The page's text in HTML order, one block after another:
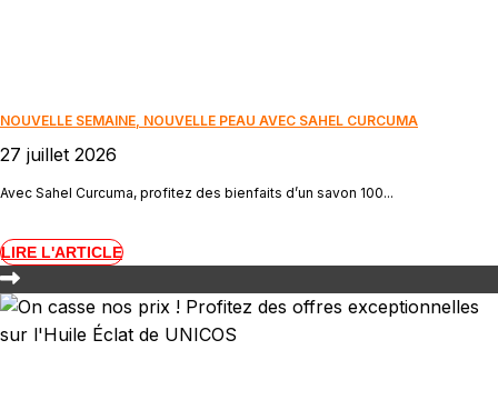
NOUVELLE SEMAINE, NOUVELLE PEAU AVEC SAHEL CURCUMA
27 juillet 2026
Avec Sahel Curcuma, profitez des bienfaits d’un savon 100...
LIRE L'ARTICLE